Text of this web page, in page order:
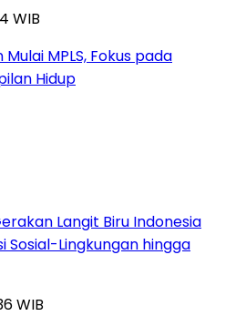
WIB
MPLS, Fokus pada
Hidup
Langit Biru Indonesia
Sosial-Lingkungan hingga
WIB